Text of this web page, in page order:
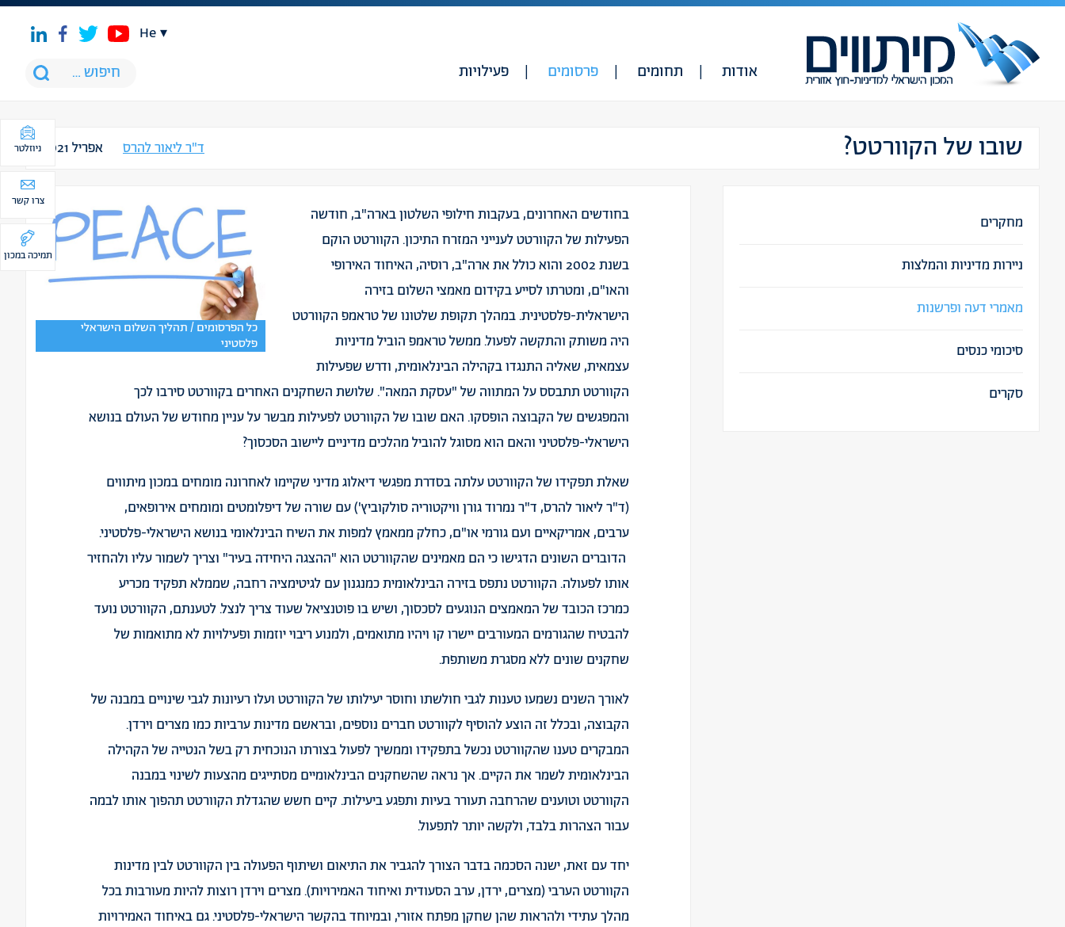
אודות תחומים פרסומים פעילויות
he
שובו של הקוורטט? ד"ר ליאור להרס אפריל 2021
כל הפרסומים / תהליך השלום הישראלי
פלסטיני
בחודשים האחרונים, בעקבות חילופי השלטון בארה"ב, חודשה
הפעילות של הקוורטט לענייני המזרח התיכון. הקוורטט הוקם
בשנת 2002 והוא כולל את ארה"ב, רוסיה, האיחוד האירופי
והאו"ם, ומטרתו לסייע בקידום מאמצי השלום בזירה
הישראלית-פלסטינית. במהלך תקופת שלטונו של טראמפ הקוורטט
היה משותק והתקשה לפעול. ממשל טראמפ הוביל מדיניות
עצמאית, שאליה התנגדו בקהילה הבינלאומית, ודרש שפעילות
הקוורטט תתבסס על המתווה של "עסקת המאה". שלושת השחקנים האחרים בקוורטט סירבו לכך
והמפגשים של הקבוצה הופסקו. האם שובו של הקוורטט לפעילות מבשר על עניין מחודש של העולם בנושא
הישראלי-פלסטיני והאם הוא מסוגל להוביל מהלכים מדיניים ליישוב הסכסוך?
שאלת תפקידו של הקוורטט עלתה בסדרת מפגשי דיאלוג מדיני שקיימו לאחרונה מומחים במכון מיתווים
(ד"ר ליאור להרס, ד"ר נמרוד גורן וויקטוריה סולקוביץ') עם שורה של דיפלומטים ומומחים אירופאים,
ערבים, אמריקאיים ועם גורמי או"ם, כחלק ממאמץ למפות את השיח הבינלאומי בנושא הישראלי-פלסטיני.
הדוברים השונים הדגישו כי הם מאמינים שהקוורטט הוא "ההצגה היחידה בעיר" וצריך לשמור עליו ולהחזיר
אותו לפעולה. הקוורטט נתפס בזירה הבינלאומית כמנגנון עם לגיטימציה רחבה, שממלא תפקיד מכריע
כמרכז הכובד של המאמצים הנוגעים לסכסוך, ושיש בו פוטנציאל שעוד צריך לנצל. לטענתם, הקוורטט נועד
להבטיח שהגורמים המעורבים יישרו קו ויהיו מתואמים, ולמנוע ריבוי יוזמות ופעילויות לא מתואמות של
שחקנים שונים ללא מסגרת משותפת.
לאורך השנים נשמעו טענות לגבי חולשתו וחוסר יעילותו של הקוורטט ועלו רעיונות לגבי שינויים במבנה של
הקבוצה, ובכלל זה הוצע להוסיף לקוורטט חברים נוספים, ובראשם מדינות ערביות כמו מצרים וירדן.
המבקרים טענו שהקוורטט נכשל בתפקידו וממשיך לפעול בצורתו הנוכחית רק בשל הנטייה של הקהילה
הבינלאומית לשמר את הקיים. אך נראה שהשחקנים הבינלאומיים מסתייגים מהצעות לשינוי במבנה
הקוורטט וטוענים שהרחבה תעורר בעיות ותפגע ביעילות. קיים חשש שהגדלת הקוורטט תהפוך אותו לבמה
עבור הצהרות בלבד, ולקשה יותר לתפעול.
יחד עם זאת, ישנה הסכמה בדבר הצורך להגביר את התיאום ושיתוף הפעולה בין הקוורטט לבין מדינות
הקוורטט הערבי (מצרים, ירדן, ערב הסעודית ואיחוד האמירויות). מצרים וירדן רוצות להיות מעורבות בכל
מהלך עתידי ולהראות שהן שחקן מפתח אזורי, ובמיוחד בהקשר הישראלי-פלסטיני. גם באיחוד האמירויות
מחקרים
ניירות מדיניות והמלצות
מאמרי דעה ופרשנות
סיכומי כנסים
סקרים
ניוזלטר
צרו קשר
תמיכה במכון